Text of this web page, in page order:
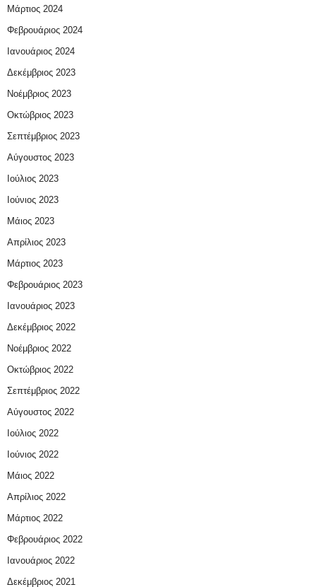
Μάρτιος 2024
Φεβρουάριος 2024
Ιανουάριος 2024
Δεκέμβριος 2023
Νοέμβριος 2023
Οκτώβριος 2023
Σεπτέμβριος 2023
Αύγουστος 2023
Ιούλιος 2023
Ιούνιος 2023
Μάιος 2023
Απρίλιος 2023
Μάρτιος 2023
Φεβρουάριος 2023
Ιανουάριος 2023
Δεκέμβριος 2022
Νοέμβριος 2022
Οκτώβριος 2022
Σεπτέμβριος 2022
Αύγουστος 2022
Ιούλιος 2022
Ιούνιος 2022
Μάιος 2022
Απρίλιος 2022
Μάρτιος 2022
Φεβρουάριος 2022
Ιανουάριος 2022
Δεκέμβριος 2021